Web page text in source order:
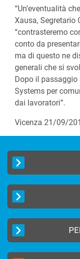
“Un’eventualità
Xausa, Segretario
“contrasteremo
conto da
ma di questo ne
generali che si
Dopo il
Systems per
dai lavoratori”.
Vicenza 21/09/